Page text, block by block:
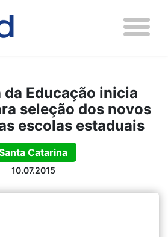
da Educação inicia
seleção dos novos
escolas estaduais
Catarina
10.07.2015